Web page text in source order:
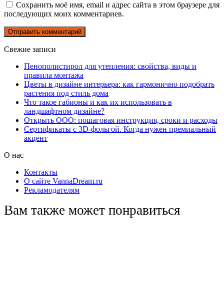
Сохранить моё имя, email и адрес сайта в этом браузере для
последующих моих комментариев.
Свежие записи
Пенополистирол для утепления: свойства, виды и
правила монтажа
Цветы в дизайне интерьера: как гармонично подобрать
растения под стиль дома
Что такое габионы и как их использовать в
ландшафтном дизайне?
Открыть ООО: пошаговая инструкция, сроки и расходы
Сертификаты с 3D-фольгой. Когда нужен премиальный
акцент
О нас
Контакты
О сайте VannaDream.ru
Рекламодателям
Вам также может понравиться